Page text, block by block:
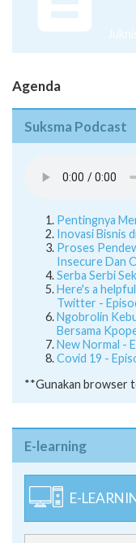
Agenda
Suksma Podcast
Pentingnya
Inovasi Bisnis
Proses
Insecure Dan
Serba Serbi
Here's a
Twitter -
Ngobrolin
Bersama
New Normal -
Covid 19 -
**Gunakan browser
E-learning
E-